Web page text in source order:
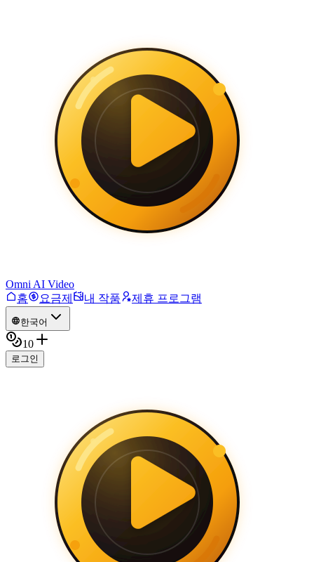
Omni AI Video
홈
요금제 내 작품 제휴 프로그램
한국어
10
로그인